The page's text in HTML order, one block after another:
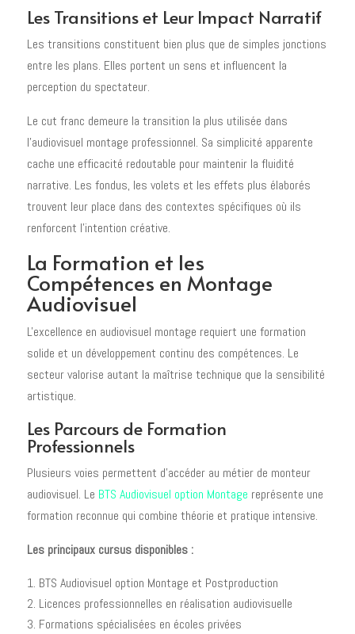
Les Transitions et Leur Impact Narratif
Les transitions constituent bien plus que de simples jonctions
entre les plans. Elles portent un sens et influencent la
perception du spectateur.
Le cut franc demeure la transition la plus utilisée dans
l'audiovisuel montage professionnel. Sa simplicité apparente
cache une efficacité redoutable pour maintenir la fluidité
narrative. Les fondus, les volets et les effets plus élaborés
trouvent leur place dans des contextes spécifiques où ils
renforcent l'intention créative.
La Formation et les
Compétences en Montage
Audiovisuel
L'excellence en audiovisuel montage requiert une formation
solide et un développement continu des compétences. Le
secteur valorise autant la maîtrise technique que la sensibilité
artistique.
Les Parcours de Formation
Professionnels
Plusieurs voies permettent d'accéder au métier de monteur
audiovisuel. Le BTS Audiovisuel option Montage représente une
formation reconnue qui combine théorie et pratique intensive.
Les principaux cursus disponibles :
BTS Audiovisuel option Montage et Postproduction
Licences professionnelles en réalisation audiovisuelle
Formations spécialisées en écoles privées